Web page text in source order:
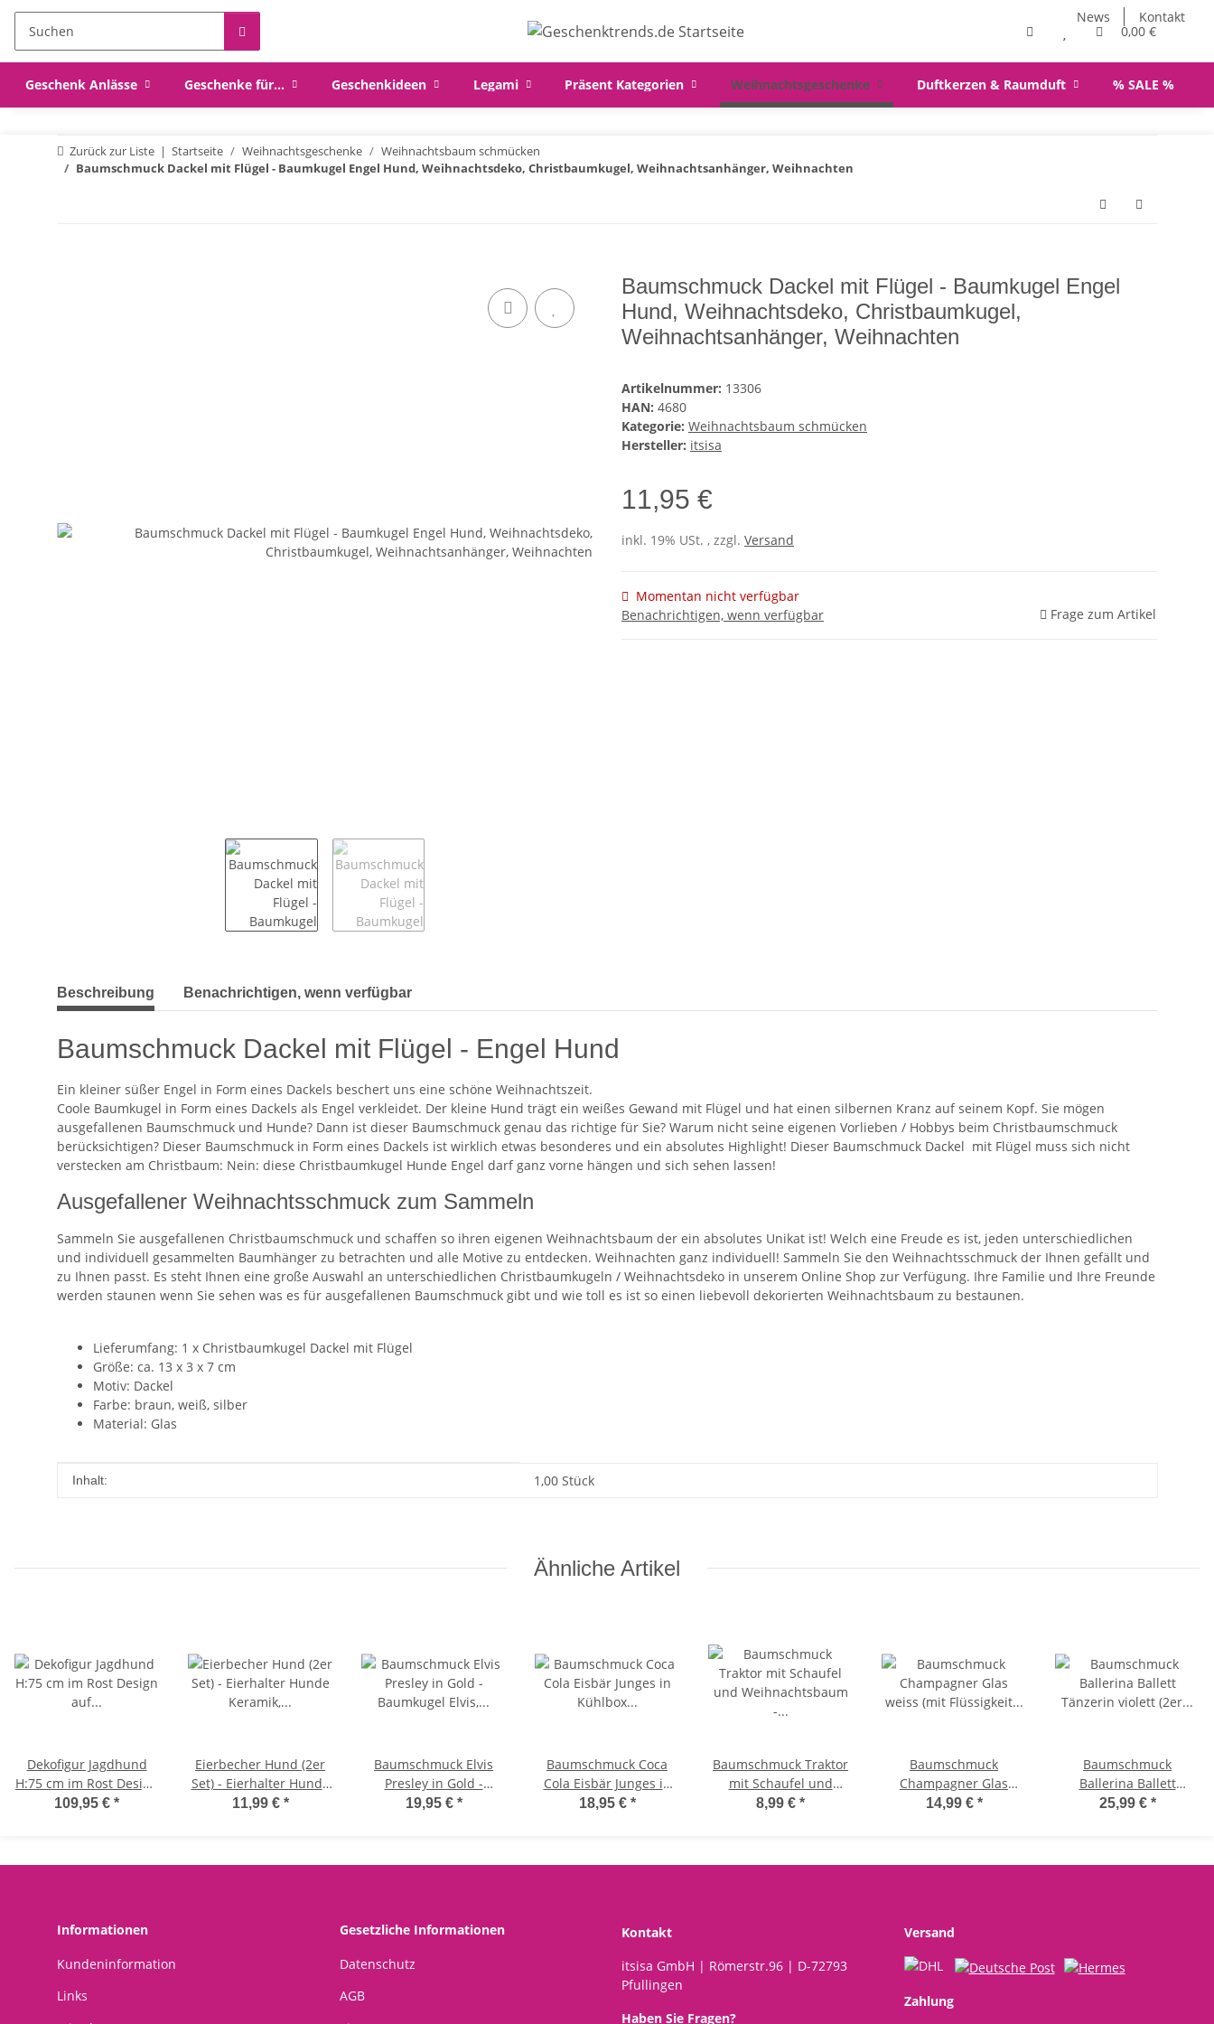
News
Kontakt
0,00 €
Geschenk Anlässe Geschenke für... Geschenkideen Legami Präsent Kategorien Weihnachtsgeschenke Duftkerzen & Raumduft % SALE %
Zurück zur Liste Startseite Weihnachtsgeschenke
Weihnachtsbaum schmücken
Baumschmuck Dackel mit Flügel - Baumkugel Engel Hund, Weihnachtsdeko, Christbaumkugel, Weihnachtsanhänger, Weihnachten
Baumschmuck Dackel mit Flügel - Baumkugel Engel
Hund, Weihnachtsdeko, Christbaumkugel,
Weihnachtsanhänger, Weihnachten
Artikelnummer: 13306
HAN: 4680
Kategorie: Weihnachtsbaum schmücken
Hersteller: itsisa
11,95 €
inkl. 19% USt. , zzgl. Versand
Momentan nicht verfügbar
Benachrichtigen, wenn verfügbar
Frage zum Artikel
weitere Registerkarten anzeigen
Beschreibung Benachrichtigen, wenn verfügbar
Baumschmuck Dackel mit Flügel - Engel Hund
Ein kleiner süßer Engel in Form eines Dackels beschert uns eine schöne Weihnachtszeit.
Coole Baumkugel in Form eines Dackels als Engel verkleidet. Der kleine Hund trägt ein weißes Gewand mit Flügel und hat einen silbernen Kranz auf seinem Kopf. Sie mögen
ausgefallenen Baumschmuck und Hunde? Dann ist dieser Baumschmuck genau das richtige für Sie? Warum nicht seine eigenen Vorlieben / Hobbys beim Christbaumschmuck
berücksichtigen? Dieser Baumschmuck in Form eines Dackels ist wirklich etwas besonderes und ein absolutes Highlight! Dieser Baumschmuck Dackel mit Flügel muss sich nicht
verstecken am Christbaum: Nein: diese Christbaumkugel Hunde Engel darf ganz vorne hängen und sich sehen lassen!
Ausgefallener Weihnachtsschmuck zum Sammeln
Sammeln Sie ausgefallenen Christbaumschmuck und schaffen so ihren eigenen Weihnachtsbaum der ein absolutes Unikat ist! Welch eine Freude es ist, jeden unterschiedlichen
und individuell gesammelten Baumhänger zu betrachten und alle Motive zu entdecken. Weihnachten ganz individuell! Sammeln Sie den Weihnachtsschmuck der Ihnen gefällt und
zu Ihnen passt. Es steht Ihnen eine große Auswahl an unterschiedlichen Christbaumkugeln / Weihnachtsdeko in unserem Online Shop zur Verfügung. Ihre Familie und Ihre Freunde
werden staunen wenn Sie sehen was es für ausgefallenen Baumschmuck gibt und wie toll es ist so einen liebevoll dekorierten Weihnachtsbaum zu bestaunen.
Lieferumfang: 1 x Christbaumkugel Dackel mit Flügel
Größe: ca. 13 x 3 x 7 cm
Motiv: Dackel
Farbe: braun, weiß, silber
Material: Glas
Produkteigenschaft
Wert
Inhalt: 1,00 Stück
Ähnliche Artikel
Dekofigur Jagdhund
H:75 cm im Rost Design
auf Standplatte,
109,95 € *
Eierbecher Hund (2er
Set) - Eierhalter Hunde
Keramik, Tischdeko
11,99 € *
Baumschmuck Elvis
Presley in Gold -
Baumkugel Elvis,
19,95 € *
Baumschmuck Coca
Cola Eisbär Junges in
Kühlbox - Baumkugel,
18,95 € *
Baumschmuck Traktor
mit Schaufel und
Weihnachtsbaum -
8,99 € *
Baumschmuck
Champagner Glas
weiss (mit Flüssigkeit
14,99 € *
Baumschmuck
Ballerina Ballett
Tänzerin violett (2er
25,99 € *
Informationen
Kundeninformation
Links
Gesetzliche Informationen
Datenschutz
AGB
Kontakt
itsisa GmbH | Römerstr.96 | D-72793
Pfullingen
Haben Sie Fragen?
Versand
Zahlung